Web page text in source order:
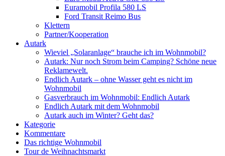
Euramobil Profila 580 LS
Ford Transit Reimo Bus
Klettern
Partner/Kooperation
Autark
Wieviel „Solaranlage“ brauche ich im Wohnmobil?
Autark: Nur noch Strom beim Camping? Schöne neue
Reklamewelt.
Endlich Autark – ohne Wasser geht es nicht im
Wohnmobil
Gasverbrauch im Wohnmobil: Endlich Autark
Endlich Autark mit dem Wohnmobil
Autark auch im Winter? Geht das?
Kategorie
Kommentare
Das richtige Wohnmobil
Tour de Weihnachtsmarkt